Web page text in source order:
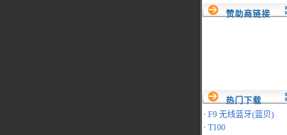
赞助商链接
热门下载
· F9 无线蓝牙(蓝贝)
· T100